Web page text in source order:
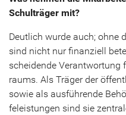
Schul­trä­ger mit?
Deut­lich wurde auch; ohne
sind nicht nur fi­nan­zi­ell
schei­den­de
raums. Als Trä­ger der
sowie als aus­füh­ren­de
fe­leis­tun­gen sind sie